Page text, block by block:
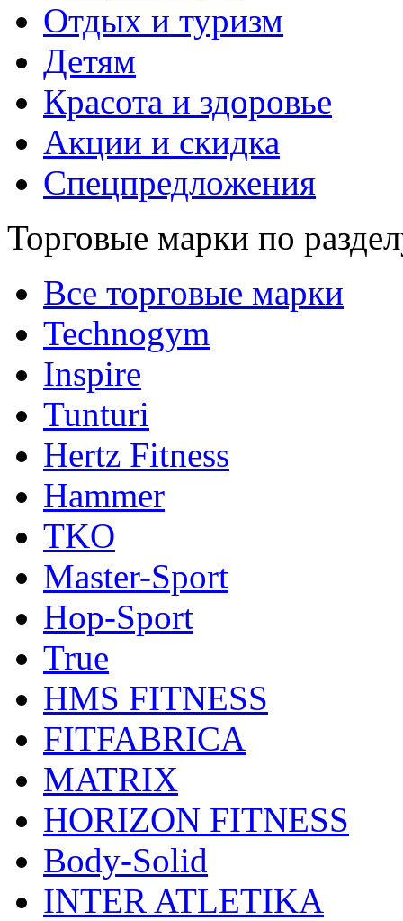
Отдых и туризм
Детям
Красота и здоровье
Акции и скидка
Спецпредложения
Торговые марки по
Все торговые марки
Technogym
Inspire
Tunturi
Hertz Fitness
Hammer
TKO
Master-Sport
Hop-Sport
True
HMS FITNESS
FITFABRICA
MATRIX
HORIZON FITNESS
Body-Solid
INTER ATLETIKA